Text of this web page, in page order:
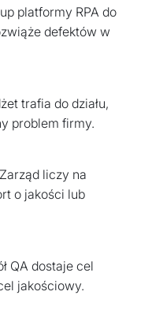
platformy RPA do
defektów w
trafia do działu,
problem firmy.
Zarząd liczy na
o jakości lub
QA dostaje cel
jakościowy.